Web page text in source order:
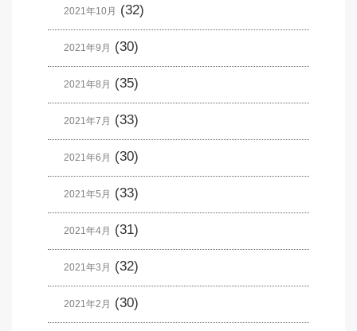
2021年10月 (32)
2021年9月 (30)
2021年8月 (35)
2021年7月 (33)
2021年6月 (30)
2021年5月 (33)
2021年4月 (31)
2021年3月 (32)
2021年2月 (30)